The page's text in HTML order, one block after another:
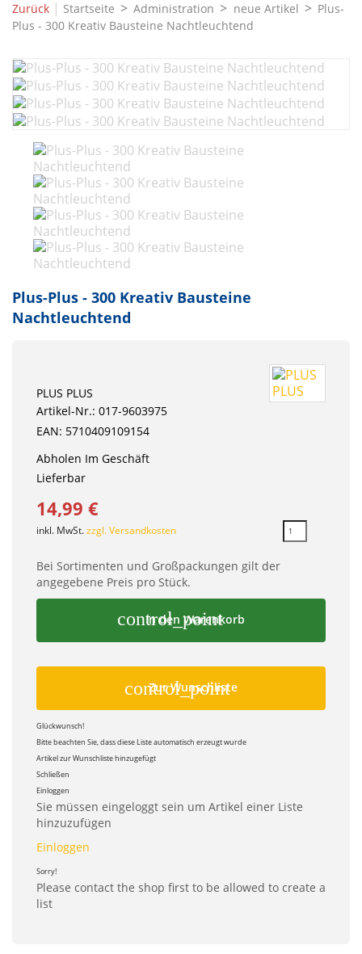
Zurück | Startseite Administration neue Artikel
Plus-
Plus - 300 Kreativ Bausteine Nachtleuchtend
Plus-Plus - 300 Kreativ Bausteine
Nachtleuchtend
PLUS PLUS
Artikel-Nr.: 017-9603975
EAN: 5710409109154
Abholen Im Geschäft
Lieferbar
14,99 €
inkl. MwSt.zzgl. Versandkosten
Bei Sortimenten und Großpackungen gilt der
angegebene Preis pro Stück.
control_point
In den Warenkorb
control_point
Zur Wunschliste
Glückwunsch!
Bitte beachten Sie, dass diese Liste automatisch erzeugt wurde
Artikel zur Wunschliste hinzugefügt
Schließen
Einloggen
Sie müssen eingeloggt sein um Artikel einer Liste
hinzuzufügen
Einloggen
Sorry!
Please contact the shop first to be allowed to create a
list